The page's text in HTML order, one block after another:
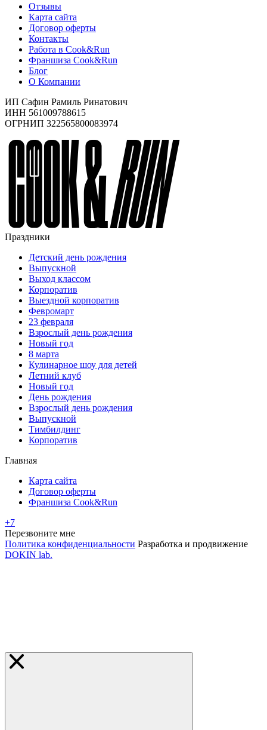
Отзывы
Карта сайта
Договор оферты
Контакты
Работа в Cook&Run
Франшиза Cook&Run
Блог
О Компании
ИП Сафин Рамиль Ринатович
ИНН 561009788615
ОГРНИП 322565800083974
Праздники
Детский день рождения
Выпускной
Выход классом
Корпоратив
Выездной корпоратив
Февромарт
23 февраля
Взрослый день рождения
Новый год
8 марта
Кулинарное шоу для детей
Летний клуб
Новый год
День рождения
Взрослый день рождения
Выпускной
Тимбилдинг
Корпоратив
Главная
Карта сайта
Договор оферты
Франшиза Cook&Run
+7
Перезвоните мне
Политика конфиденциальности Разработка и продвижение
DOKIN lab.